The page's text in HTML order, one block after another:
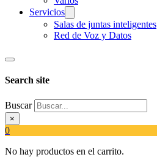
Servicios
Salas de juntas inteligentes
Red de Voz y Datos
Search site
Buscar
×
0
No hay productos en el carrito.